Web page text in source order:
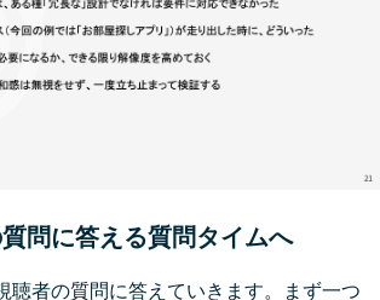
問に答える質問タイムへ
者の質問に答えていきます。まず一つ